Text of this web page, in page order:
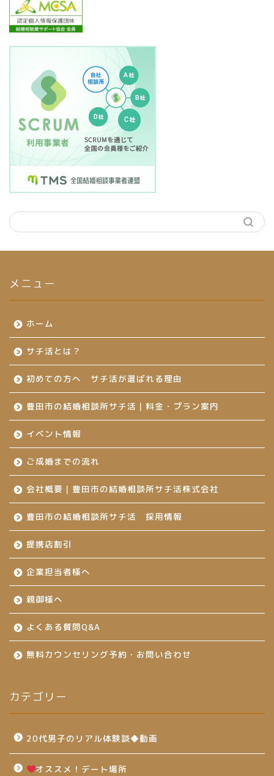
メニュー
ホーム
サチ活とは？
初めての方へ サチ活が選ばれる理由
豊田市の結婚相談所サチ活｜料金・プラン案内
イベント情報
ご成婚までの流れ
会社概要｜豊田市の結婚相談所サチ活株式会社
豊田市の結婚相談所サチ活 採用情報
提携店割引
企業担当者様へ
親御様へ
よくある質問Q&A
無料カウンセリング予約・お問い合わせ
カテゴリー
20代男子のリアル体験談◆動画
オススメ！デート場所